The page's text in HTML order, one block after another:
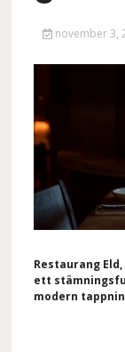
november 3,
Restaurang
ett
modern